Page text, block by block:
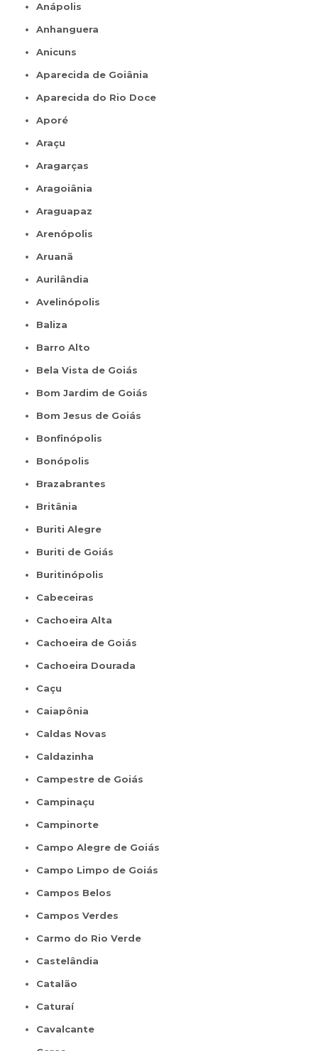
Anápolis
Anhanguera
Anicuns
Aparecida de Goiânia
Aparecida do Rio Doce
Aporé
Araçu
Aragarças
Aragoiânia
Araguapaz
Arenópolis
Aruanã
Aurilândia
Avelinópolis
Baliza
Barro Alto
Bela Vista de Goiás
Bom Jardim de Goiás
Bom Jesus de Goiás
Bonfinópolis
Bonópolis
Brazabrantes
Britânia
Buriti Alegre
Buriti de Goiás
Buritinópolis
Cabeceiras
Cachoeira Alta
Cachoeira de Goiás
Cachoeira Dourada
Caçu
Caiapônia
Caldas Novas
Caldazinha
Campestre de Goiás
Campinaçu
Campinorte
Campo Alegre de Goiás
Campo Limpo de Goiás
Campos Belos
Campos Verdes
Carmo do Rio Verde
Castelândia
Catalão
Caturaí
Cavalcante